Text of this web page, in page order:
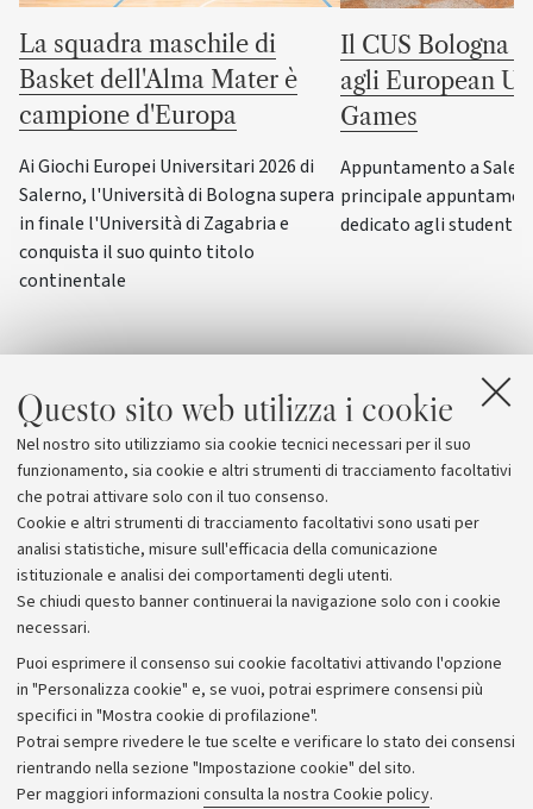
Questo sito web utilizza i cookie
Nel nostro sito utilizziamo sia cookie tecnici necessari per il suo
funzionamento, sia cookie e altri strumenti di tracciamento facoltativi
che potrai attivare solo con il tuo consenso.
Cookie e altri strumenti di tracciamento facoltativi sono usati per
analisi statistiche, misure sull'efficacia della comunicazione
istituzionale e analisi dei comportamenti degli utenti.
Se chiudi questo banner continuerai la navigazione solo con i cookie
necessari.
Puoi esprimere il consenso sui cookie facoltativi attivando l'opzione
in "Personalizza cookie" e, se vuoi, potrai esprimere consensi più
specifici in "Mostra cookie di profilazione".
Potrai sempre rivedere le tue scelte e verificare lo stato dei consensi
rientrando nella sezione "Impostazione cookie" del sito.
Per maggiori informazioni consulta la nostra Cookie policy.
La squadra maschile di
Basket dell'Alma Mater è
campione d'Europa
Ai Giochi Europei Universitari 2026 di
Salerno, l'Università di Bologna supera
in finale l'Università di Zagabria e
conquista il suo quinto titolo
continentale
Il CUS Bologna
agli European
Games
Appuntamento a
principale
dedicato agli
Archivio
Comunicati stampa
Redazione
Rassegna stampa